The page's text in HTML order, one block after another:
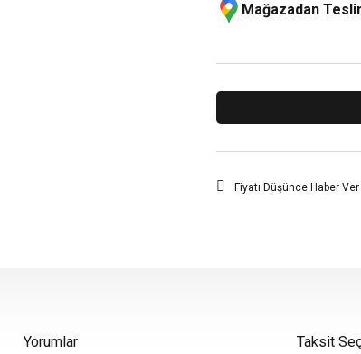
Mağazadan
Fiyatı Düşünce Haber Ver
Yorumlar Taksit